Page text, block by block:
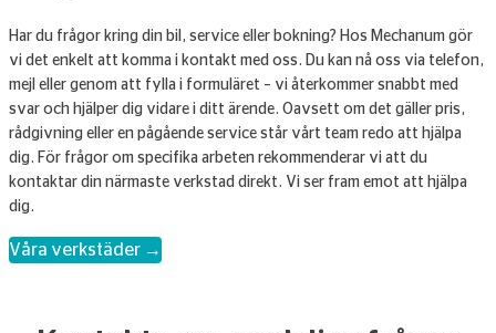
Har du frågor kring din bil, service eller bokning? Hos Mechanum gör
vi det enkelt att komma i kontakt med oss. Du kan nå oss via telefon,
mejl eller genom att fylla i formuläret – vi återkommer snabbt med
svar och hjälper dig vidare i ditt ärende. Oavsett om det gäller pris,
rådgivning eller en pågående service står vårt team redo att hjälpa
dig. För frågor om specifika arbeten rekommenderar vi att du
kontaktar din närmaste verkstad direkt. Vi ser fram emot att hjälpa
dig.
Våra verkstäder →